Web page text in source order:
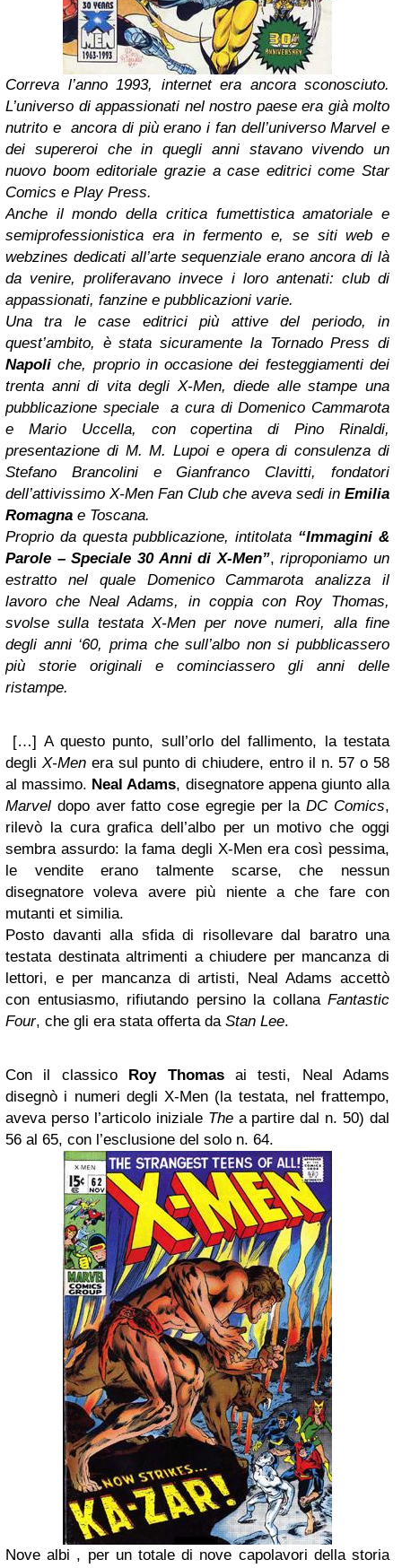
Correva l’anno 1993, internet era ancora sconosciuto.
L’universo di appassionati nel nostro paese era già molto
nutrito e ancora di più erano i fan dell’universo Marvel e
dei supereroi che in quegli anni stavano vivendo un
nuovo boom editoriale grazie a case editrici come Star
Comics e Play Press.
Anche il mondo della critica fumettistica amatoriale e
semiprofessionistica era in fermento e, se siti web e
webzines dedicati all’arte sequenziale erano ancora di là
da venire, proliferavano invece i loro antenati: club di
appassionati, fanzine e pubblicazioni varie.
Una tra le case editrici più attive del periodo, in
quest’ambito, è stata sicuramente la Tornado Press di
Napoli che, proprio in occasione dei festeggiamenti dei
trenta anni di vita degli X-Men, diede alle stampe una
pubblicazione speciale a cura di Domenico Cammarota
e Mario Uccella, con copertina di Pino Rinaldi,
presentazione di M. M. Lupoi e opera di consulenza di
Stefano Brancolini e Gianfranco Clavitti, fondatori
dell’attivissimo X-Men Fan Club che aveva sedi in Emilia
Romagna e Toscana.
Proprio da questa pubblicazione, intitolata “Immagini &
Parole – Speciale 30 Anni di X-Men”,riproponiamo un
estratto nel quale Domenico Cammarota analizza il
lavoro che Neal Adams, in coppia con Roy Thomas,
svolse sulla testata X-Men per nove numeri, alla fine
degli anni ‘60, prima che sull’albo non si pubblicassero
più storie originali e cominciassero gli anni delle
ristampe.
[…] A questo punto, sull’orlo del fallimento, la testata
degli X-Menera sul punto di chiudere, entro il n. 57 o 58
al massimo. Neal Adams, disegnatore appena giunto alla
Marvel dopo aver fatto cose egregie per laDC Comics,
rilevò la cura grafica dell’albo per un motivo che oggi
sembra assurdo: la fama degli X-Men era così pessima,
le vendite erano talmente scarse, che nessun
disegnatore voleva avere più niente a che fare con
mutanti et similia.
Posto davanti alla sfida di risollevare dal baratro una
testata destinata altrimenti a chiudere per mancanza di
lettori, e per mancanza di artisti, Neal Adams accettò
con entusiasmo, rifiutando persino la collana Fantastic
Four, che gli era stata offerta da Stan Lee.
Con il classico Roy Thomasai testi, Neal Adams
disegnò i numeri degli X-Men (la testata, nel frattempo,
aveva perso l’articolo iniziale Thea partire dal n. 50) dal
56 al 65, con l’esclusione del solo n. 64.
Nove albi , per un totale di nove capolavori della storia